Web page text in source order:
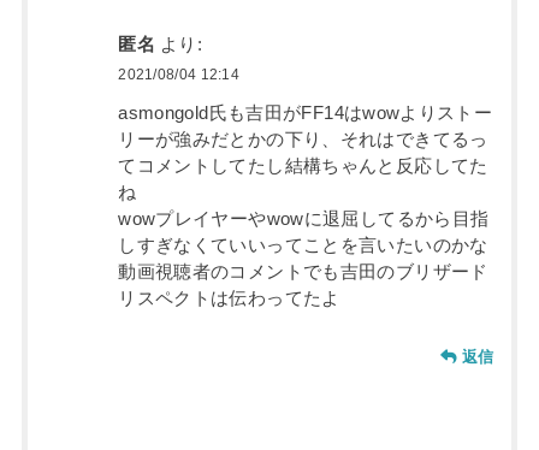
匿名 より:
2021/08/04 12:14
asmongold氏も吉田がFF14はwowよりストー
リーが強みだとかの下り、それはできてるっ
てコメントしてたし結構ちゃんと反応してた
ね
wowプレイヤーやwowに退屈してるから目指
しすぎなくていいってことを言いたいのかな
動画視聴者のコメントでも吉田のブリザード
リスペクトは伝わってたよ
返信